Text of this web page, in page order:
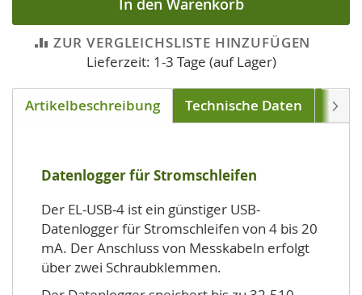
In den Warenkorb
ZUR VERGLEICHSLISTE HINZUFÜGEN
Lieferzeit: 1-3 Tage (auf Lager)
Artikelbeschreibung Technische Daten
Datenlogger für Stromschleifen
Der EL-USB-4 ist ein günstiger USB-
Datenlogger für Stromschleifen von 4 bis 20
mA. Der Anschluss von Messkabeln erfolgt
über zwei Schraubklemmen.